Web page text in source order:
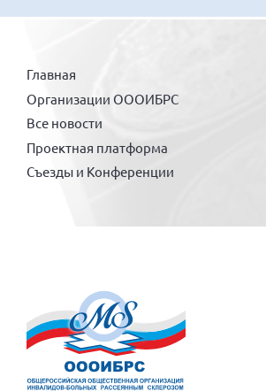
Главная
Организации ОООИБРС
Все новости
Проектная платформа
Съезды и Конференции